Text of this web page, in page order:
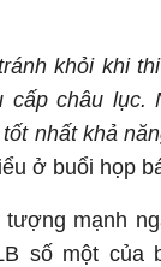
khỏi khi
cấp châu
nhất khả
ở buổi họp
tượng mạnh
số một